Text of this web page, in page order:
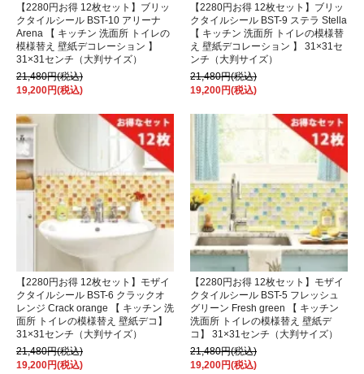
【2280円お得 12枚セット】ブリッ
クタイルシール BST-10 アリーナ
Arena 【 キッチン 洗面所 トイレの
模様替え 壁紙デコレーション 】
31×31センチ（大判サイズ）
21,480円(税込)
19,200円(税込)
【2280円お得 12枚セット】ブリッ
クタイルシール BST-9 ステラ Stella
【 キッチン 洗面所 トイレの模様替
え 壁紙デコレーション 】 31×31セ
ンチ（大判サイズ）
21,480円(税込)
19,200円(税込)
【2280円お得 12枚セット】モザイ
クタイルシール BST-6 クラックオ
レンジ Crack orange 【 キッチン 洗
面所 トイレの模様替え 壁紙デコ】
31×31センチ（大判サイズ）
21,480円(税込)
19,200円(税込)
【2280円お得 12枚セット】モザイ
クタイルシール BST-5 フレッシュ
グリーン Fresh green 【 キッチン
洗面所 トイレの模様替え 壁紙デ
コ】 31×31センチ（大判サイズ）
21,480円(税込)
19,200円(税込)